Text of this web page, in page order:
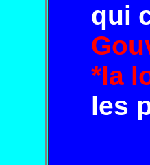
qui
*la
les